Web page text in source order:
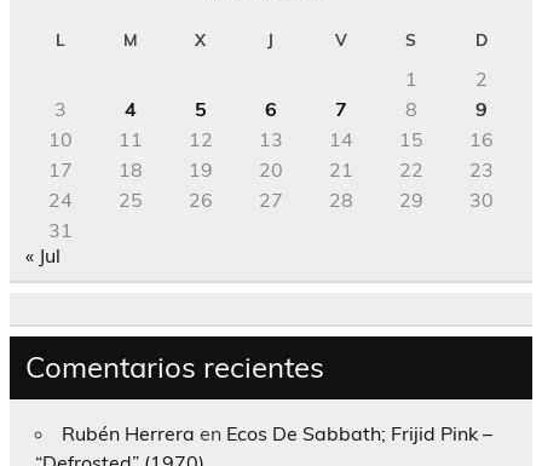
L M X J V S D
1
2
3
4 5 6 7 8
9
10
11 12 13 14 15
16
17
18 19 20 21 22
23
24
25 26 27 28 29
30
31
« Jul
Comentarios recientes
Rubén Herrera en Ecos De Sabbath; Frijid Pink –